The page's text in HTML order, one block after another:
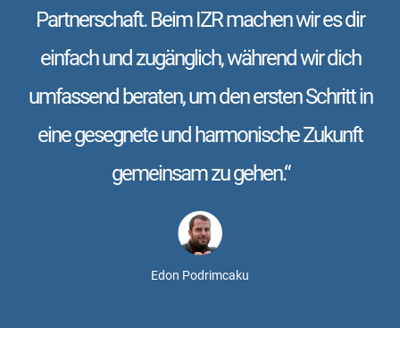
Partnerschaft. Beim IZR machen wir es dir
einfach und zugänglich, während wir dich
umfassend beraten, um den ersten Schritt in
eine gesegnete und harmonische Zukunft
gemeinsam zu gehen.“
Edon Podrimcaku